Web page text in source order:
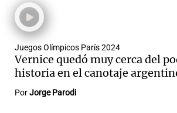
Juegos Olímpicos París 2024
Vernice quedó muy cerca del
historia en el canotaje
PorJorge Parodi